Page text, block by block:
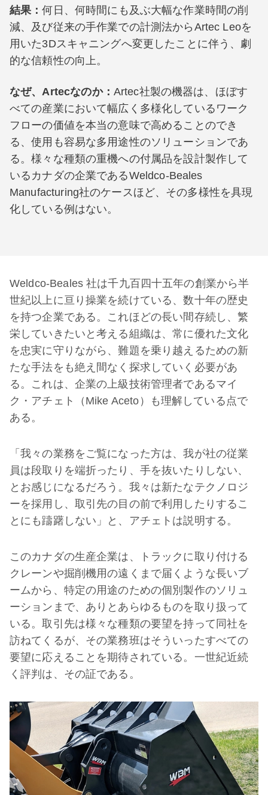
結果：何日、何時間にも及ぶ大幅な作業時間の削
減、及び従来の手作業での計測法からArtec Leoを
用いた3Dスキャニングへ変更したことに伴う、劇
的な信頼性の向上。
なぜ、Artecなのか： Artec社製の機器は、ほぼす
べての産業において幅広く多様化しているワーク
フローの価値を本当の意味で高めることのでき
る、使用も容易な多用途性のソリューションであ
る。様々な種類の重機への付属品を設計製作して
いるカナダの企業であるWeldco-Beales
Manufacturing社のケースほど、その多様性を具現
化している例はない。
Weldco-Beales 社は千九百四十五年の創業から半
世紀以上に亘り操業を続けている、数十年の歴史
を持つ企業である。これほどの長い間存続し、繁
栄していきたいと考える組織は、常に優れた文化
を忠実に守りながら、難題を乗り越えるための新
たな手法をも絶え間なく探求していく必要があ
る。これは、企業の上級技術管理者であるマイ
ク・アチェト（Mike Aceto）も理解している点で
ある。
「我々の業務をご覧になった方は、我が社の従業
員は段取りを端折ったり、手を抜いたりしない、
とお感じになるだろう。我々は新たなテクノロジ
ーを採用し、取引先の目の前で利用したりするこ
とにも躊躇しない」と、アチェトは説明する。
このカナダの生産企業は、トラックに取り付ける
クレーンや掘削機用の遠くまで届くような長いブ
ームから、特定の用途のための個別製作のソリュ
ーションまで、ありとあらゆるものを取り扱って
いる。取引先は様々な種類の要望を持って同社を
訪ねてくるが、その業務班はそういったすべての
要望に応えることを期待されている。一世紀近続
く評判は、その証である。